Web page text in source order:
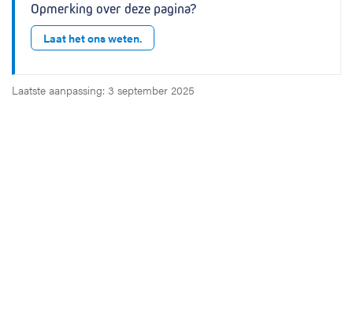
Opmerking over deze pagina?
Laat het ons weten.
Laatste aanpassing: 3 september 2025